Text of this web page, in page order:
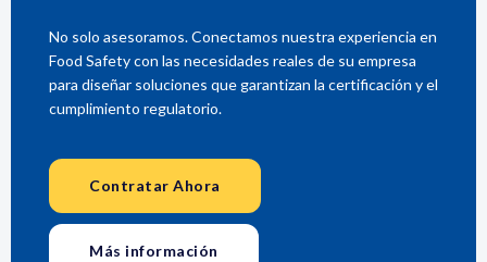
No solo asesoramos. Conectamos nuestra experiencia en
Food Safety con las necesidades reales de su empresa
para diseñar soluciones que garantizan la certificación y el
cumplimiento regulatorio.
Contratar Ahora
Más información